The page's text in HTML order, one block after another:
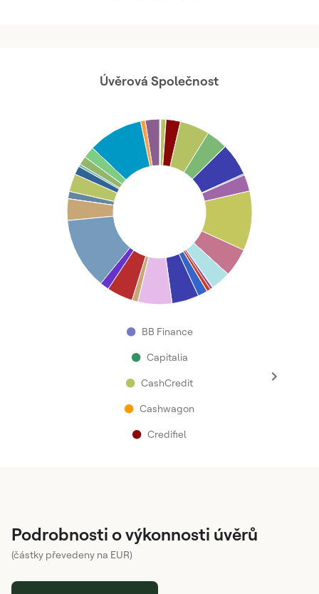
Úvěrová Společnost
● BB Finance
● Capitalia
● CashCredit
● Cashwagon
● Credifiel
Podrobnosti o výkonnosti úvěrů
(částky převedeny na EUR)